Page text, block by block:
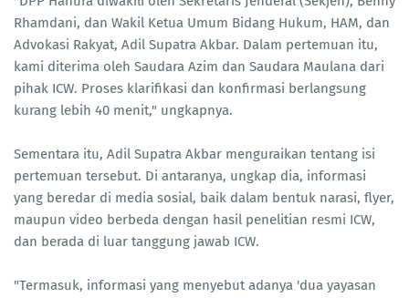
Rhamdani, dan Wakil Ketua Umum Bidang Hukum, HAM, dan
Advokasi Rakyat, Adil Supatra Akbar. Dalam pertemuan itu,
kami diterima oleh Saudara Azim dan Saudara Maulana dari
pihak ICW. Proses klarifikasi dan konfirmasi berlangsung
kurang lebih 40 menit," ungkapnya.
Sementara itu, Adil Supatra Akbar menguraikan tentang isi
pertemuan tersebut. Di antaranya, ungkap dia, informasi
yang beredar di media sosial, baik dalam bentuk narasi, flyer,
maupun video berbeda dengan hasil penelitian resmi ICW,
dan berada di luar tanggung jawab ICW.
"Termasuk, informasi yang menyebut adanya 'dua yayasan